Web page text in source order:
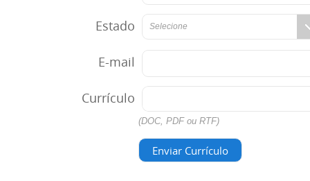
Estado Selecione
E-mail
Currículo
(DOC, PDF ou RTF)